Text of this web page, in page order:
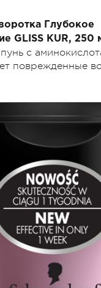
Глубокое
GLISS KUR,
с
поврежденные